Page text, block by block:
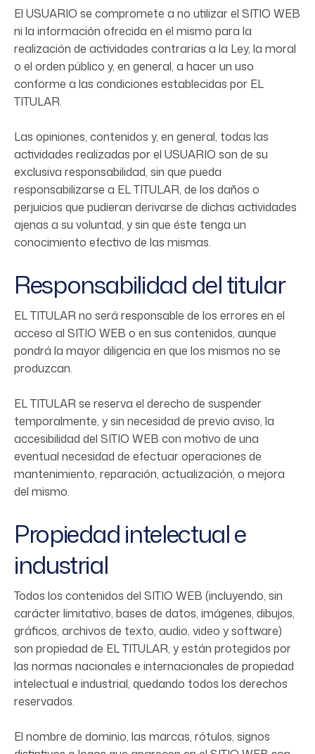
El USUARIO se compromete a no utilizar el SITIO WEB
ni la información ofrecida en el mismo para la
realización de actividades contrarias a la Ley, la moral
o el orden público y, en general, a hacer un uso
conforme a las condiciones establecidas por EL
TITULAR.
Las opiniones, contenidos y, en general, todas las
actividades realizadas por el USUARIO son de su
exclusiva responsabilidad, sin que pueda
responsabilizarse a EL TITULAR, de los daños o
perjuicios que pudieran derivarse de dichas actividades
ajenas a su voluntad, y sin que éste tenga un
conocimiento efectivo de las mismas.
Responsabilidad del titular
EL TITULAR no será responsable de los errores en el
acceso al SITIO WEB o en sus contenidos, aunque
pondrá la mayor diligencia en que los mismos no se
produzcan.
EL TITULAR se reserva el derecho de suspender
temporalmente, y sin necesidad de previo aviso, la
accesibilidad del SITIO WEB con motivo de una
eventual necesidad de efectuar operaciones de
mantenimiento, reparación, actualización, o mejora
del mismo.
Propiedad intelectual e
industrial
Todos los contenidos del SITIO WEB (incluyendo, sin
carácter limitativo, bases de datos, imágenes, dibujos,
gráficos, archivos de texto, audio, video y software)
son propiedad de EL TITULAR, y están protegidos por
las normas nacionales e internacionales de propiedad
intelectual e industrial, quedando todos los derechos
reservados.
El nombre de dominio, las marcas, rótulos, signos